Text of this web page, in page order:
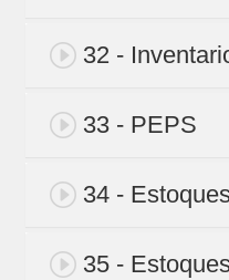
32 -
33 - PEPS
34 -
35 -